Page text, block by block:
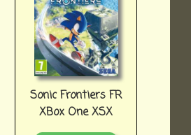
Sonic Frontiers FR
XBox One XSX